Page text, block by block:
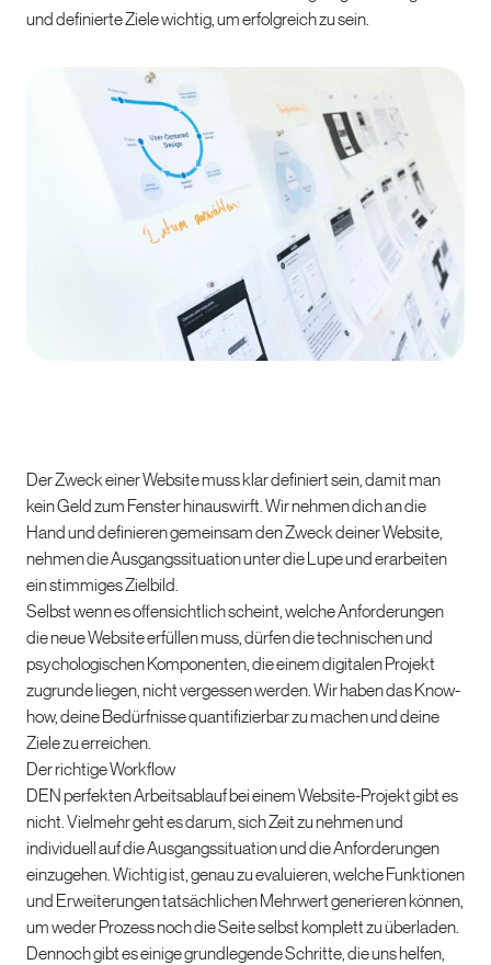
und definierte Ziele wichtig, um erfolgreich zu sein.
Der Zweck einer Website muss klar definiert sein, damit man
kein Geld zum Fenster hinauswirft. Wir nehmen dich an die
Hand und definieren gemeinsam den Zweck deiner Website,
nehmen die Ausgangssituation unter die Lupe und erarbeiten
ein stimmiges Zielbild.
Selbst wenn es offensichtlich scheint, welche Anforderungen
die neue Website erfüllen muss, dürfen die technischen und
psychologischen Komponenten, die einem digitalen Projekt
zugrunde liegen, nicht vergessen werden. Wir haben das Know-
how, deine Bedürfnisse quantifizierbar zu machen und deine
Ziele zu erreichen.
Der richtige Workflow
DEN perfekten Arbeitsablauf bei einem Website-Projekt gibt es
nicht. Vielmehr geht es darum, sich Zeit zu nehmen und
individuell auf die Ausgangssituation und die Anforderungen
einzugehen. Wichtig ist, genau zu evaluieren, welche Funktionen
und Erweiterungen tatsächlichen Mehrwert generieren können,
um weder Prozess noch die Seite selbst komplett zu überladen.
Dennoch gibt es einige grundlegende Schritte, die uns helfen,